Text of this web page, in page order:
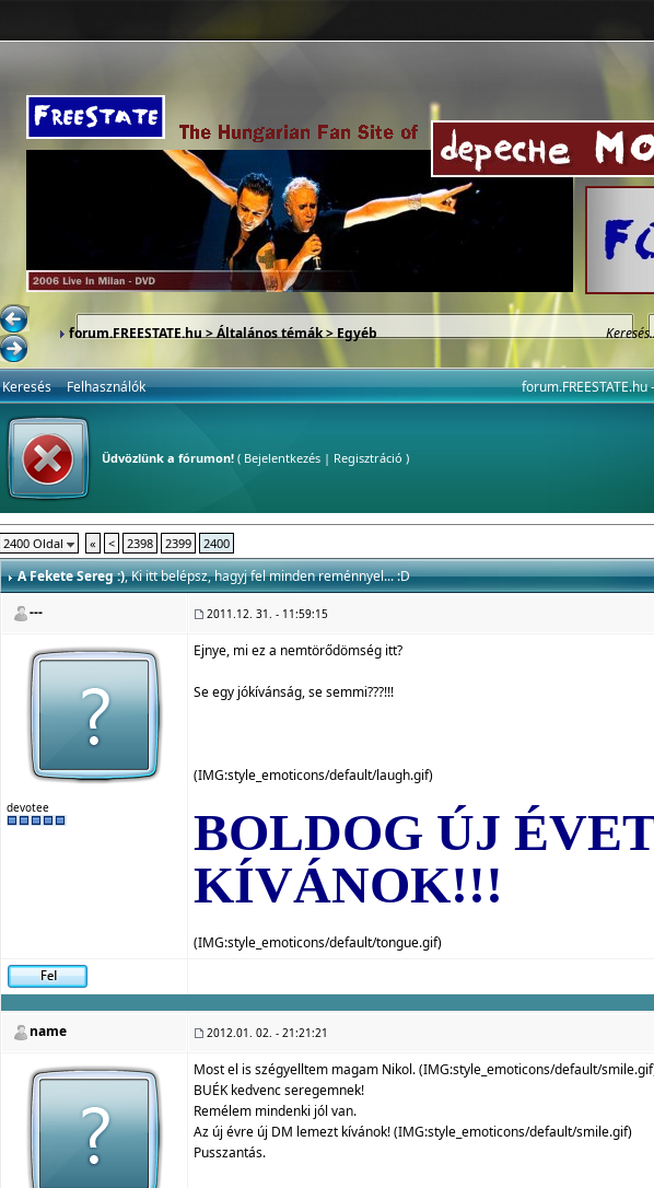
forum.FREESTATE.hu>Általános témák>Egyéb
Keresés Felhasználók
Üdvözlünk a fórumon!( Bejelentkezés| Regisztráció )
2400 Oldal « < 2398 2399 2400
A Fekete Sereg :), Ki itt belépsz, hagyj fel minden reménnyel... :D
--- 2011.12. 31. - 11:59:15
devotee
Ejnye, mi ez a nemtörődömség itt?
Se egy jókívánság, se semmi???!!!
(IMG:style_emoticons/default/laugh.gif)
BOLDOG ÚJ
KÍVÁNOK!!!
(IMG:style_emoticons/default/tongue.gif)
name 2012.01. 02. - 21:21:21
Most el is szégyelltem magam Nikol. (IMG:style_emoticons/default/smile.gif
BUÉK kedvenc seregemnek!
Remélem mindenki jól van.
Az új évre új DM lemezt kívánok! (IMG:style_emoticons/default/smile.gif)
Pusszantás.